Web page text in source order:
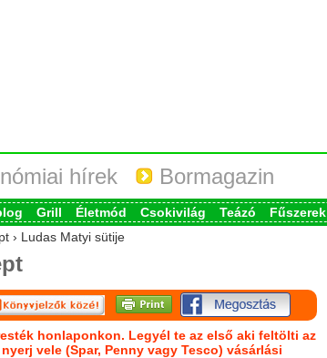
hírek Bormagazin
Grill Életmód Csokivilág Teázó Fűszerek
› Ludas Matyi sütije
honlaponkon. Legyél te az első aki feltölti az
vele (Spar, Penny vagy Tesco) vásárlási